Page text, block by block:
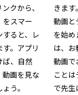
クから、
をスマー
すると、レ
。アプリ
ば、自然
動画を見な
う。
きます
動画と
を始
は、
動画で
こと
で先